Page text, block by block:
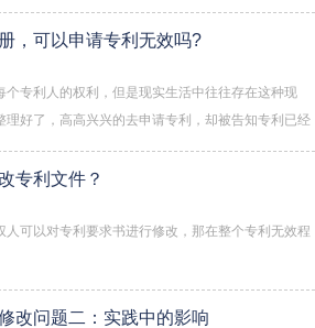
利要求书，但是不得扩大原专利的保护范围。《审
序中专利复审委员会除遵循一般原则外，还应遵循
，可以申请专利无效吗?
个专利人的权利，但是现实生活中往往存在这种现
理好了，高高兴兴的去申请专利，却被告知专利已经
们应该怎么办？应该把别人的专利无效掉还是用其
专利文件？
可以对专利要求书进行修改，那在整个专利无效程
改问题二：实践中的影响